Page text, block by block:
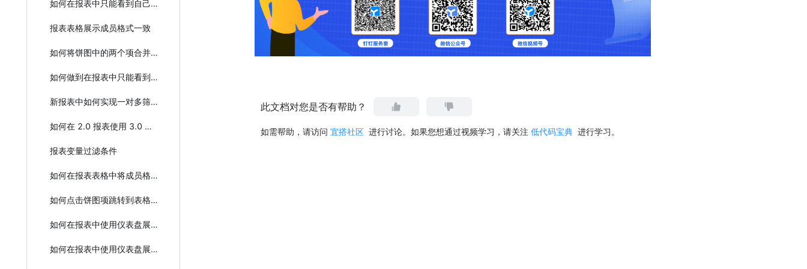
如何在报表中只能看到自己部门的数据
报表表格展示成员格式一致
如何将饼图中的两个项合并成一个进行计数？
如何做到在报表中只能看到自己部门的数据？
新报表中如何实现一对多筛选？
如何在 2.0 报表使用 3.0 报表功能
报表变量过滤条件
如何在报表表格中将成员格式展示成一致？
如何点击饼图项跳转到表格详情列表
如何在报表中使用仪表盘展示身体状况？
如何在报表中使用仪表盘展示身体状况
此文档对您是否有帮助？
如需帮助，请访问 宜搭社区 进行讨论。如果您想通过视频学习，请关注 低代码宝典 进行学习。